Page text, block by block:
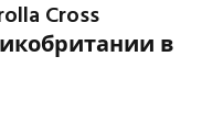
Cross
в